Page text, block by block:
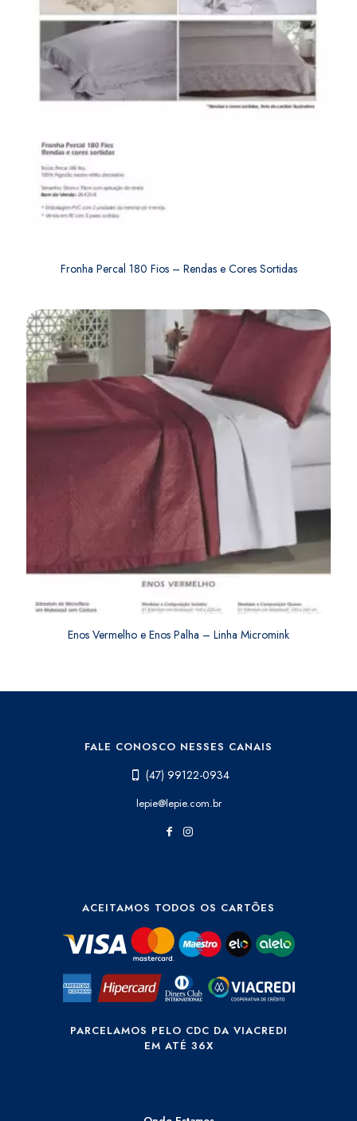
Fronha Percal 180 Fios – Rendas e Cores Sortidas
Enos Vermelho e Enos Palha – Linha Micromink
FALE CONOSCO NESSES CANAIS
(47) 99122-0934
lepie@lepie.com.br
ACEITAMOS TODOS OS CARTÕES
PARCELAMOS PELO CDC DA VIACREDI
EM ATÉ 36X